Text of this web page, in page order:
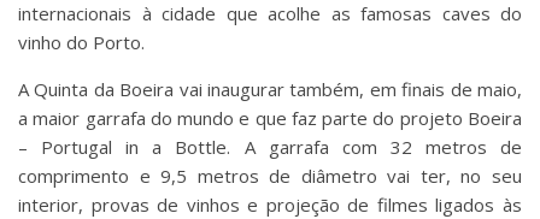
internacionais à cidade que acolhe as famosas caves do
vinho do Porto.
A Quinta da Boeira vai inaugurar também, em finais de maio,
a maior garrafa do mundo e que faz parte do projeto Boeira
– Portugal in a Bottle. A garrafa com 32 metros de
comprimento e 9,5 metros de diâmetro vai ter, no seu
interior, provas de vinhos e projeção de filmes ligados às